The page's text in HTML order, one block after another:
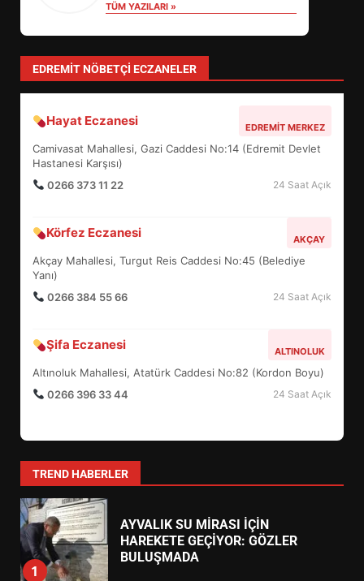
TÜM YAZILARI »
EDREMIT NÖBETÇI ECZANELER
Hayat Eczanesi EDREMIT MERKEZ
Camivasat Mahallesi, Gazi Caddesi No:14 (Edremit Devlet
Hastanesi Karşısı)
0266 373 11 22
24 Saat Açık
Körfez Eczanesi AKÇAY
Akçay Mahallesi, Turgut Reis Caddesi No:45 (Belediye
Yanı)
0266 384 55 66
24 Saat Açık
Şifa Eczanesi ALTINOLUK
Altınoluk Mahallesi, Atatürk Caddesi No:82 (Kordon Boyu)
0266 396 33 44
24 Saat Açık
TREND HABERLER
3
EİB’DE KRİTİK ATAMA:
SÜRDÜRÜLEBİLİRLİKTE NE
4
EDREMİT’İN GURURU TÜRKİYE
FİNALİNDE NE BAŞARDI?
5
BALIKESİR MÜZELERİNDE SÜRE
6
TURNUVASI KAYITLARI NEYİ
DEĞİŞTİRİYOR?
7
YENİ YÖNETİM NASIL
1
AYVALIK SU MİRASI İÇİN
HAREKETE GEÇİYOR: GÖZLER
BULUŞMADA